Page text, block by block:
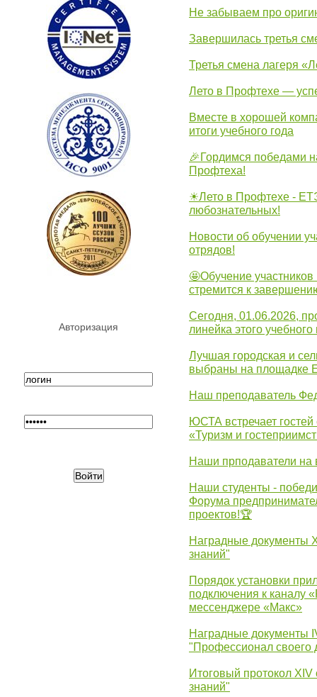
Авторизация
Не забываем про
Завершилась третья
Третья смена лагеря
Лето в Профтехе —
Вместе в хорошей
итоги учебного года
🎉Гордимся победами
Профтеха!
☀Лето в Профтехе -
любознательных!
Новости об обучении
отрядов!
🤩Обучение участников
стремится к
Сегодня, 01.06.2026,
линейка этого учебного
Лучшая городская и
выбраны на площадке
Наш преподаватель
ЮСТА встречает гостей
«Туризм и
Наши прподаватели
Наши студенты -
Форума
проектов!🏆
Наградные документы
знаний"
Порядок установки
подключения к каналу
мессенджере «Макс»
Наградные документы
"Профессионал своего
Итоговый протокол
знаний"